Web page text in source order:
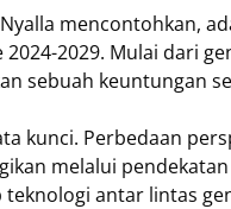
mencontohkan,
2029. Mulai dari
sebuah keuntungan
kunci. Perbedaan
melalui
antar lintas